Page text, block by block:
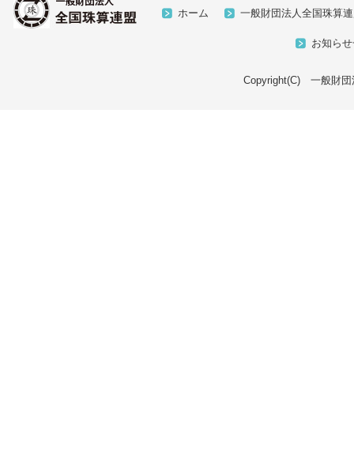
一般財団法人全国珠算
ホーム
お知ら
Copyright(C) 一般財団